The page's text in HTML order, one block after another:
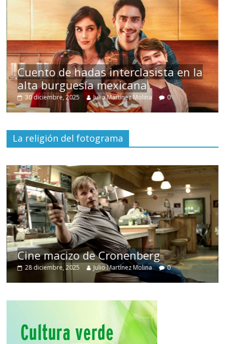
Cuento de hadas interclasista en la
alta burguesía mexicana
30 diciembre, 2025 Julio Martínez Molina 0
La religión del fotograma
Cine macizo de Cronenberg
28 diciembre, 2025 Julio Martínez Molina 0